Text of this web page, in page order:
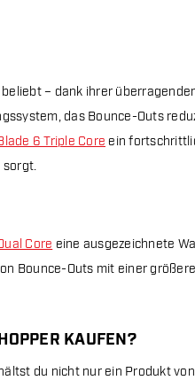
– dank ihrer
das Bounce-Outs
6 Triple Core ein
sorgt.
Core eine ausgezeichnete
Bounce-Outs mit einer
KAUFEN?
du nicht nur ein Produkt